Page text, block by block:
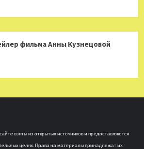
фильма Анны Кузнецовой
взяты из открытых источников и предоставляются
целях. Права на материалы принадлежат их